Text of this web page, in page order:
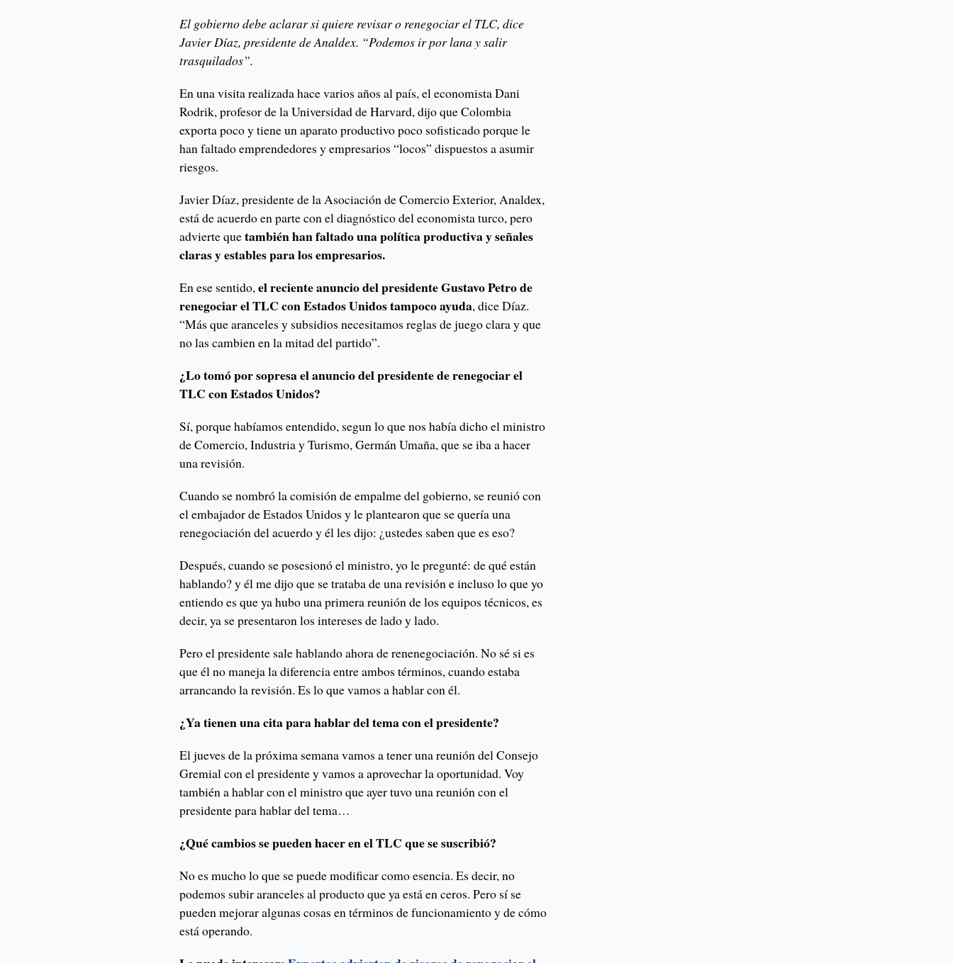
El gobierno debe aclarar si quiere revisar o renegociar el TLC, dice
Javier Díaz, presidente de Analdex. “Podemos ir por lana y salir
trasquilados”.
En una visita realizada hace varios años al país, el economista Dani
Rodrik, profesor de la Universidad de Harvard, dijo que Colombia
exporta poco y tiene un aparato productivo poco sofisticado porque le
han faltado emprendedores y empresarios “locos” dispuestos a asumir
riesgos.
Javier Díaz, presidente de la Asociación de Comercio Exterior, Analdex,
está de acuerdo en parte con el diagnóstico del economista turco, pero
advierte quetambién han faltado una política productiva y señales
claras y estables para los empresarios.
En ese sentido,el reciente anuncio del presidente Gustavo Petro de
renegociar el TLC con Estados Unidos tampoco ayuda, dice Díaz.
“Más que aranceles y subsidios necesitamos reglas de juego clara y que
no las cambien en la mitad del partido”.
¿Lo tomó por sopresa el anuncio del presidente de renegociar el
TLC con Estados Unidos?
Sí, porque habíamos entendido, segun lo que nos había dicho el ministro
de Comercio, Industria y Turismo, Germán Umaña, que se iba a hacer
una revisión.
Cuando se nombró la comisión de empalme del gobierno, se reunió con
el embajador de Estados Unidos y le plantearon que se quería una
renegociación del acuerdo y él les dijo: ¿ustedes saben que es eso?
Después, cuando se posesionó el ministro, yo le pregunté: de qué están
hablando? y él me dijo que se trataba de una revisión e incluso lo que yo
entiendo es que ya hubo una primera reunión de los equipos técnicos, es
decir, ya se presentaron los intereses de lado y lado.
Pero el presidente sale hablando ahora de renenegociación. No sé si es
que él no maneja la diferencia entre ambos términos, cuando estaba
arrancando la revisión. Es lo que vamos a hablar con él.
¿Ya tienen una cita para hablar del tema con el presidente?
El jueves de la próxima semana vamos a tener una reunión del Consejo
Gremial con el presidente y vamos a aprovechar la oportunidad. Voy
también a hablar con el ministro que ayer tuvo una reunión con el
presidente para hablar del tema…
¿Qué cambios se pueden hacer en el TLC que se suscribió?
No es mucho lo que se puede modificar como esencia. Es decir, no
podemos subir aranceles al producto que ya está en ceros. Pero sí se
pueden mejorar algunas cosas en términos de funcionamiento y de cómo
está operando.